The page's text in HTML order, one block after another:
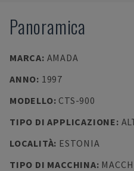
Panoramica
MARCA: AMADA
ANNO: 1997
MODELLO: CTS-900
TIPO DI APPLICAZIONE:
LOCALITÀ: ESTONIA
TIPO DI MACCHINA: